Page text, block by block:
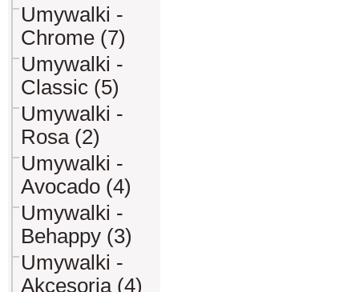
Umywalki -
Chrome (7)
Umywalki -
Classic (5)
Umywalki -
Rosa (2)
Umywalki -
Avocado (4)
Umywalki -
Behappy (3)
Umywalki -
Akcesoria (4)